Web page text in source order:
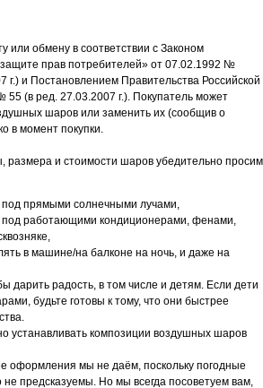
или обмену в соответствии с Законом
прав потребителей» от 07.02.1992 №
г.) и Постановлением Правительства Российской
(в ред. 27.03.2007 г.). Покупатель может
шаров или заменить их (сообщив о
в момент покупки.
размера и стоимости шаров убедительно просим
прямыми солнечными лучами,
работающими кондиционерами, фенами,
в машине/на балконе на ночь, и даже на
дарить радость, в том числе и детям. Если дети
будьте готовы к тому, что они быстрее
устанавливать композиции воздушных шаров
оформления мы не даём, поскольку погодные
не предсказуемы. Но мы всегда посоветуем вам,